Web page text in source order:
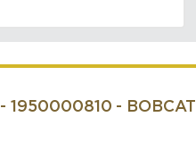
- 1950000810 - BOBCAT